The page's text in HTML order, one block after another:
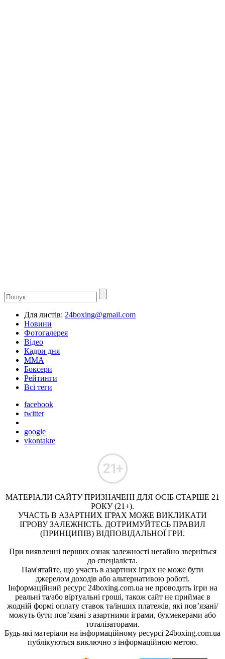
Для листів: 24boxing@gmail.com
Новини
Фотогалерея
Відео
Кадри дня
ММА
Боксери
Рейтинги
Всі теги
facebook
twitter
google
vkontakte
МАТЕРІАЛИ САЙТУ ПРИЗНАЧЕНІ ДЛЯ ОСІБ СТАРШЕ 21
РОКУ (21+).
УЧАСТЬ В АЗАРТНИХ ІГРАХ МОЖЕ ВИКЛИКАТИ
ІГРОВУ ЗАЛЕЖНІСТЬ. ДОТРИМУЙТЕСЬ ПРАВИЛ
(ПРИНЦИПІВ) ВІДПОВІДАЛЬНОЇ ГРИ.
При виявленні перших ознак залежності негайно зверніться
до спеціаліста.
Пам'ятайте, що участь в азартних іграх не може бути
джерелом доходів або альтернативою роботі.
Інформаційний ресурс 24boxing.com.ua не проводить ігри на
реальні та/або віртуальні гроші, також сайт не приймає в
жодній формі оплату ставок та/інших платежів, які пов’язані/
можуть бути пов’язані з азартними іграми, букмекерами або
тоталізаторами.
Будь-які матеріали на інформаційному ресурсі 24boxing.com.ua
публікуються виключно з інформаційною метою.